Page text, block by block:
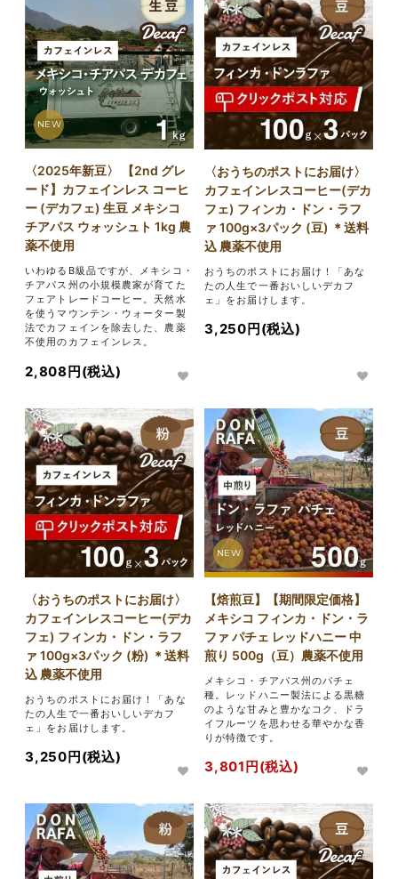
NEW
〈2025年新豆〉 【2nd グレ
ード】カフェインレス コーヒ
ー (デカフェ) 生豆 メキシコ
チアパス ウォッシュト 1kg 農
薬不使用
いわゆるB級品ですが、メキシコ・
チアパス州の小規模農家が育てた
フェアトレードコーヒー。天然水
を使うマウンテン・ウォーター製
法でカフェインを除去した、農薬
不使用のカフェインレス。
2,808円(税込)
〈おうちのポストにお届け〉
カフェインレスコーヒー(デカ
フェ) フィンカ・ドン・ラフ
ァ 100g×3パック (豆) ＊送料
込 農薬不使用
おうちのポストにお届け！「あな
たの人生で一番おいしいデカフ
ェ」をお届けします。
3,250円(税込)
〈おうちのポストにお届け〉
カフェインレスコーヒー(デカ
フェ) フィンカ・ドン・ラフ
ァ 100g×3パック (粉) ＊送料
込 農薬不使用
おうちのポストにお届け！「あな
たの人生で一番おいしいデカフ
ェ」をお届けします。
3,250円(税込)
NEW
【焙煎豆】【期間限定価格】
メキシコ フィンカ・ドン・ラ
ファ パチェ レッドハニー 中
煎り 500g（豆）農薬不使用
メキシコ・チアパス州のパチェ
種。レッドハニー製法による黒糖
のような甘みと豊かなコク、ドラ
イフルーツを思わせる華やかな香
りが特徴です。
3,801円(税込)